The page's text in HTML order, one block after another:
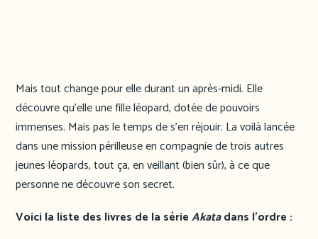
Mais tout change pour elle durant un après-midi. Elle
découvre qu’elle une fille léopard, dotée de pouvoirs
immenses. Mais pas le temps de s’en réjouir. La voilà lancée
dans une mission périlleuse en compagnie de trois autres
jeunes léopards, tout ça, en veillant (bien sûr), à ce que
personne ne découvre son secret.
Voici la liste des livres de la sérieAkatadans l’ordre :